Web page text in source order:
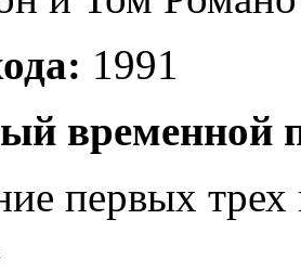
1991
временной
первых трех